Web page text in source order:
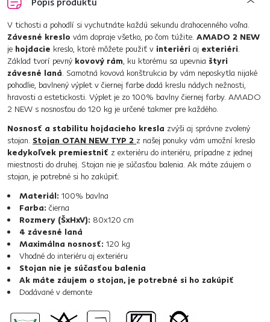
V tichosti a pohodlí si vychutnáte každú sekundu drahocenného voľna.
Závesné kreslo vám dopraje všetko, po čom túžite. AMADO 2 NEW
je hojdacie kreslo, ktoré môžete použiť v interiéri aj exteriéri.
Základ tvorí pevný kovový rám, ku ktorému sa upevnia štyri
závesné laná. Samotná kovová konštrukcia by vám neposkytla nijaké
pohodlie, bavlnený výplet v čiernej farbe dodá kreslu nádych nežnosti,
hravosti a estetickosti. Výplet je zo 100% bavlny čiernej farby. AMADO
2 NEW s nosnosťou do 120 kg je určené takmer pre každého.
Nosnosť a stabilitu hojdacieho kresla zvýši aj správne zvolený
stojan. Stojan OTAN NEW TYP 2 z našej ponuky vám umožní kreslo
kedykoľvek premiestniť z exteriéru do interiéru, prípadne z jednej
miestnosti do druhej. Stojan nie je súčasťou balenia. Ak máte záujem o
stojan, je potrebné si ho zakúpiť.
Materiál: 100% bavlna
Farba: čierna
Rozmery (ŠxHxV): 80x120 cm
4 závesné laná
Maximálna nosnosť: 120 kg
Vhodné do interiéru aj exteriéru
Stojan nie je súčasťou balenia
Ak máte záujem o stojan, je potrebné si ho zakúpiť
Dodávané v demonte